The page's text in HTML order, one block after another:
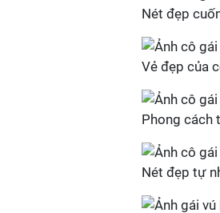
Nét đẹp
Vẻ đẹp của
Phong cách
Nét đẹp tự